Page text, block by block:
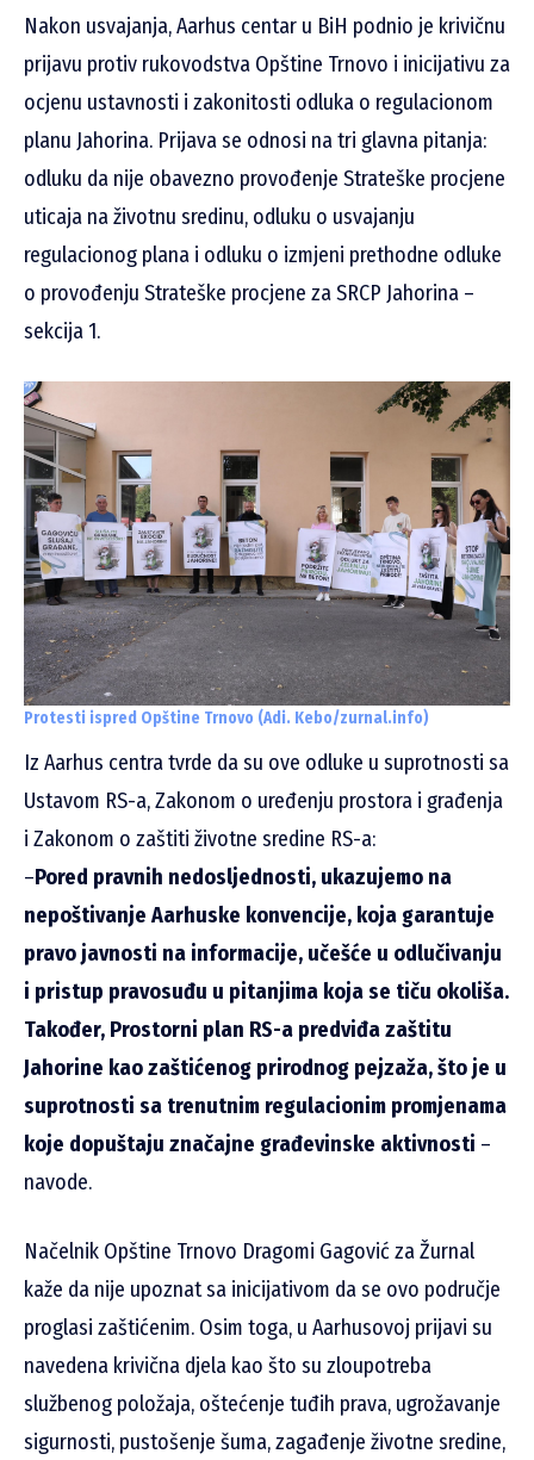
Nakon usvajanja, Aarhus centar u BiH podnio je krivičnu
prijavu protiv rukovodstva Opštine Trnovo i inicijativu za
ocjenu ustavnosti i zakonitosti odluka o regulacionom
planu Jahorina. Prijava se odnosi na tri glavna pitanja:
odluku da nije obavezno provođenje Strateške procjene
uticaja na životnu sredinu, odluku o usvajanju
regulacionog plana i odluku o izmjeni prethodne odluke
o provođenju Strateške procjene za SRCP Jahorina –
sekcija 1.
Protesti ispred Opštine Trnovo (Adi. Kebo/zurnal.info)
Iz Aarhus centra tvrde da su ove odluke u suprotnosti sa
Ustavom RS-a, Zakonom o uređenju prostora i građenja
i Zakonom o zaštiti životne sredine RS-a:
–Pored pravnih nedosljednosti, ukazujemo na
nepoštivanje Aarhuske konvencije, koja garantuje
pravo javnosti na informacije, učešće u odlučivanju
i pristup pravosuđu u pitanjima koja se tiču okoliša.
Također, Prostorni plan RS-a predviđa zaštitu
Jahorine kao zaštićenog prirodnog pejzaža, što je u
suprotnosti sa trenutnim regulacionim promjenama
koje dopuštaju značajne građevinske aktivnosti –
navode.
Načelnik Opštine Trnovo Dragomi Gagović za Žurnal
kaže da nije upoznat sa inicijativom da se ovo područje
proglasi zaštićenim. Osim toga, u Aarhusovoj prijavi su
navedena krivična djela kao što su zloupotreba
službenog položaja, oštećenje tuđih prava, ugrožavanje
sigurnosti, pustošenje šuma, zagađenje životne sredine,